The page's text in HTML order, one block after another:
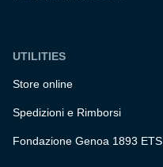
UTILITIES
Store online
Spedizioni e Rimborsi
Fondazione Genoa 1893 ETS